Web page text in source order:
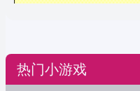
热门小游戏